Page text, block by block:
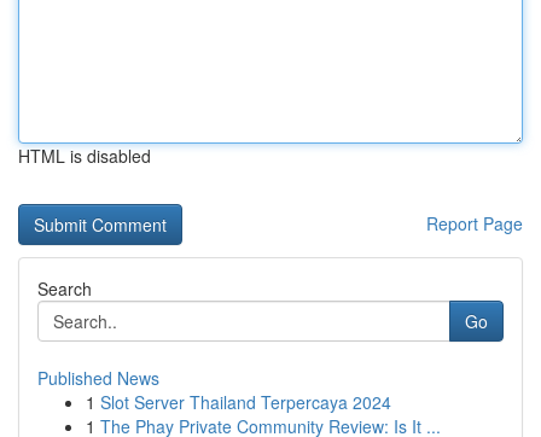
HTML is disabled
Report Page
Search
Go
Published News
1 Slot Server Thailand Terpercaya 2024
1 The Phay Private Community Review: Is It ...